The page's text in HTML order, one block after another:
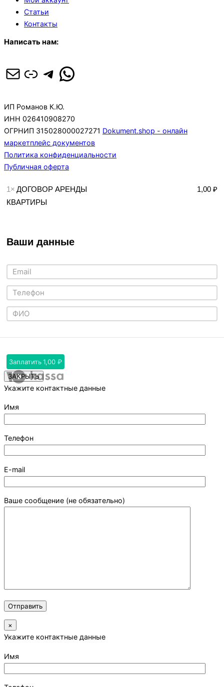
Статьи
Контакты
Написать нам:
Почта
Ссылка
Telegram
WhatsApp
ИП Романов К.Ю.
ИНН 026410908270
ОГРНИП 315028000027271 Dokument.shop - онлайн
маркетплейс документов
Политика конфиденциальности
Публичная оферта
1× ДОГОВОР АРЕНДЫ
КВАРТИРЫ
1,00 ₽
Ваши данные
Заплатить1,00 ₽
ЗАКРЫТЬ
Укажите контактные данные
Имя
Телефон
E-mail
Ваше сообщение (не обязательно)
×
Укажите контактные данные
Имя